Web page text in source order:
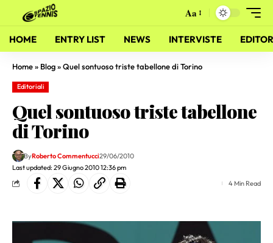
Aa
HOME ENTRY LIST NEWS INTERVISTE
Home» Blog»Quel sontuoso triste tabellone di Torino
Editoriali
Quel sontuoso triste tabellone
di Torino
Last updated: 29 Giugno 2010 12:36 pm
ByRoberto Commentucci29/06/2010
4 Min Read